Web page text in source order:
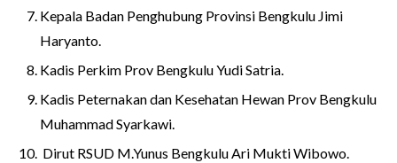
Kepala Badan Penghubung Provinsi Bengkulu Jimi
Haryanto.
Kadis Perkim Prov Bengkulu Yudi Satria.
Kadis Peternakan dan Kesehatan Hewan Prov Bengkulu
Muhammad Syarkawi.
Dirut RSUD M.Yunus Bengkulu Ari Mukti Wibowo.